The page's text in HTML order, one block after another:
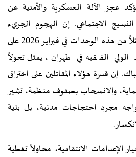
عجز الآلة العسكرية والأمنية عن
الاجتماعي. إن الهجوم الجريء
الذي شنه حوالي 250 مقاتلاً من هذه الوحدات في فبراير 2026 على
الفقيه في طهران، يمثل تحولاً
إن قدرة هؤلاء المقاتلين على اختراق
حماية، والانسحاب بصفوف منظمة، تشير
مجرد احتجاجات مدنية، بل بنية
الإعدامات الانتقامية، محاولاً تغطية